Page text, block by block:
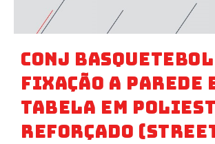
Conj Basquetebol
Fixação A Parede
Tabela Em
Reforçado